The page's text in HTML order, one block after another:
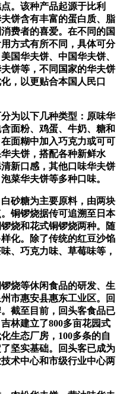
。该种产品起源于比利
饼含有丰富的蛋白质、脂
费者的喜爱。在不同的国
方式有所不同，具体可分
国华夫饼、中国华夫饼、
饼等，不同国家的华夫饼
，以更贴合本国人民口
为以下几种类型：原味华
面粉、鸡蛋、牛奶、糖和
面糊中加入巧克力或可可
夫饼，搭配各种新鲜水
新口感，其他口味华夫饼
菜华夫饼等多种口味。
砂糖为主要原料，由两块
铜锣烧据传可追溯至日本
烧和花式铜锣烧两种。随
化。除了传统的红豆沙馅
、巧克力味、草莓味等，
烧等休闲食品的研发、生
市惠安县惠东工业区。回
截至目前，回头客食品已
林建立了800多亩花园式
生态厂房，100多条的自
坚实基础。回头客已成为
术中心和市级行业中心两